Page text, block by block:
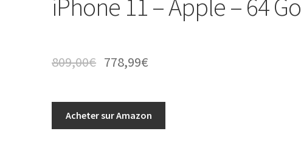
iPhone 11 – Apple – 64 Go
809,00€ 778,99€
Acheter sur Amazon